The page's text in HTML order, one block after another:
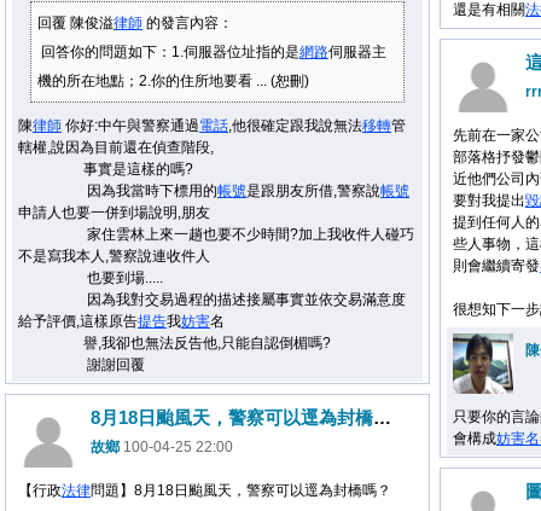
回覆 陳俊溢律師 的發言內容：
回答你的問題如下：1.伺服器位址指的是網路伺服器主
機的所在地點；2.你的住所地要看 ... (恕刪)
陳律師 你好:中午與警察通過電話,他很確定跟我說無法移轉管
轄權,說因為目前還在偵查階段,
事實是這樣的嗎?
因為我當時下標用的帳號是跟朋友所借,警察說帳號
申請人也要一併到場說明,朋友
家住雲林上來一趟也要不少時間?加上我收件人碰巧
不是寫我本人,警察說連收件人
也要到場.....
因為我對交易過程的描述接屬事實並依交易滿意度
給予評價,這樣原告提告我妨害名
譽,我卻也無法反告他,只能自認倒楣嗎?
謝謝回覆
還是有相關
先前在一家
部落格抒發
近他們公司
要對我提出
提到任何人
些人事物，
則會繼續寄發
很想知下一
只要你的言
會構成妨害
8月18日颱風天，警察可以逕為封橋嗎？
故鄉100-04-25 22:00
【行政法律問題】8月18日颱風天，警察可以逕為封橋嗎？